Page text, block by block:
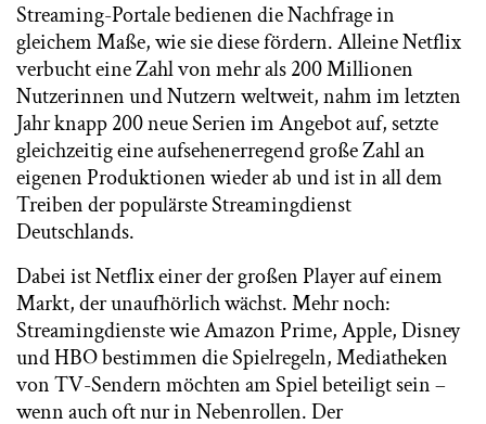
Streaming-Portale bedienen die Nachfrage in
gleichem Maße, wie sie diese fördern. Alleine Netflix
verbucht eine Zahl von mehr als 200 Millionen
Nutzerinnen und Nutzern weltweit, nahm im letzten
Jahr knapp 200 neue Serien im Angebot auf, setzte
gleichzeitig eine aufsehenerregend große Zahl an
eigenen Produktionen wieder ab und ist in all dem
Treiben der populärste Streamingdienst
Deutschlands.
Dabei ist Netflix einer der großen Player auf einem
Markt, der unaufhörlich wächst. Mehr noch:
Streamingdienste wie Amazon Prime, Apple, Disney
und HBO bestimmen die Spielregeln, Mediatheken
von TV-Sendern möchten am Spiel beteiligt sein –
wenn auch oft nur in Nebenrollen. Der